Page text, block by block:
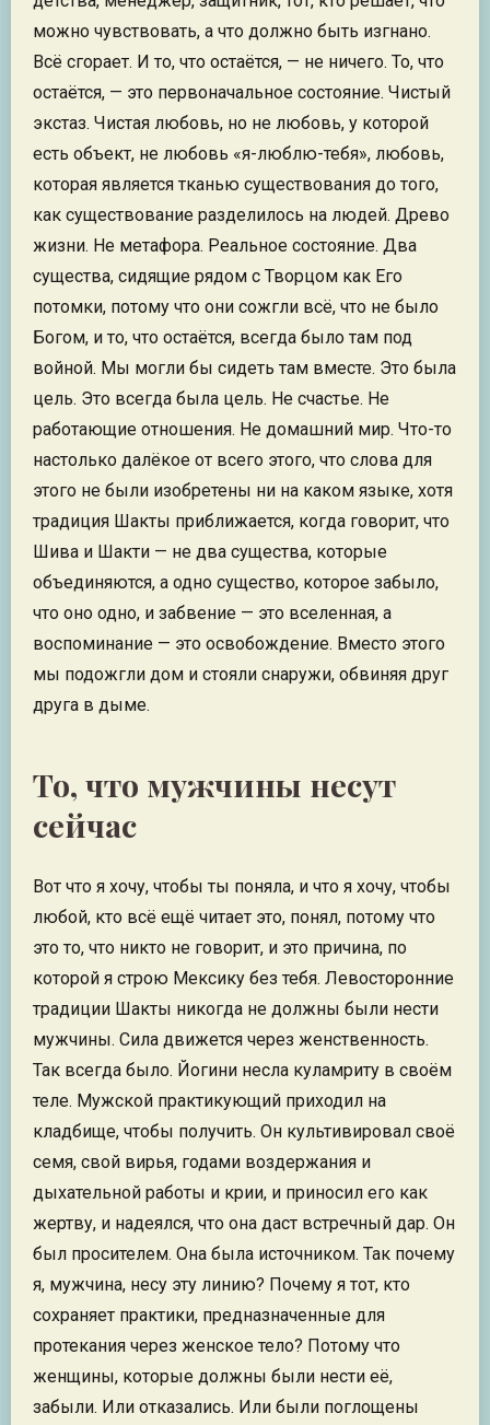
можно чувствовать, а что должно быть изгнано.
Всё сгорает. И то, что остаётся, — не ничего. То, что
остаётся, — это первоначальное состояние. Чистый
экстаз. Чистая любовь, но не любовь, у которой
есть объект, не любовь «я-люблю-тебя», любовь,
которая является тканью существования до того,
как существование разделилось на людей. Древо
жизни. Не метафора. Реальное состояние. Два
существа, сидящие рядом с Творцом как Его
потомки, потому что они сожгли всё, что не было
Богом, и то, что остаётся, всегда было там под
войной. Мы могли бы сидеть там вместе. Это была
цель. Это всегда была цель. Не счастье. Не
работающие отношения. Не домашний мир. Что-то
настолько далёкое от всего этого, что слова для
этого не были изобретены ни на каком языке, хотя
традиция Шакты приближается, когда говорит, что
Шива и Шакти — не два существа, которые
объединяются, а одно существо, которое забыло,
что оно одно, и забвение — это вселенная, а
воспоминание — это освобождение. Вместо этого
мы подожгли дом и стояли снаружи, обвиняя друг
друга в дыме.
То, что мужчины несут
сейчас
Вот что я хочу, чтобы ты поняла, и что я хочу, чтобы
любой, кто всё ещё читает это, понял, потому что
это то, что никто не говорит, и это причина, по
которой я строю Мексику без тебя. Левосторонние
традиции Шакты никогда не должны были нести
мужчины. Сила движется через женственность.
Так всегда было. Йогини несла куламриту в своём
теле. Мужской практикующий приходил на
кладбище, чтобы получить. Он культивировал своё
семя, свой вирья, годами воздержания и
дыхательной работы и крии, и приносил его как
жертву, и надеялся, что она даст встречный дар. Он
был просителем. Она была источником. Так почему
я, мужчина, несу эту линию? Почему я тот, кто
сохраняет практики, предназначенные для
протекания через женское тело? Потому что
женщины, которые должны были нести её,
забыли. Или отказались. Или были поглощены